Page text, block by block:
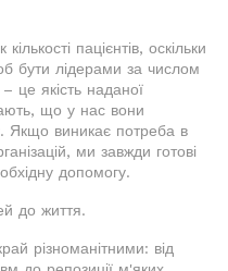
пацієнтів, оскільки
бути лідерами за числом
це якість наданої
що у нас вони
Якщо виникає потреба в
ми завжди готові
допомогу.
до життя.
різноманітними: від